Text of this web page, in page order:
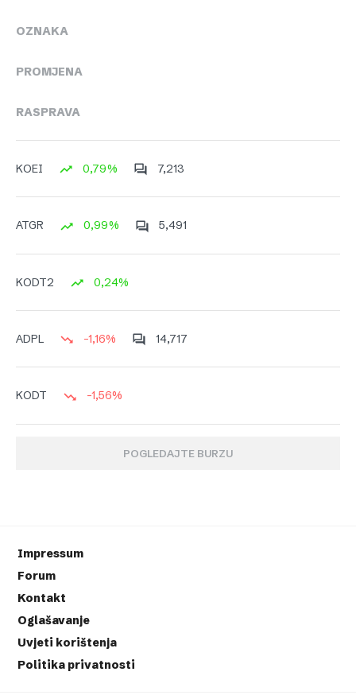
OZNAKA
PROMJENA
RASPRAVA
KOEI 0,79% 7,213
ATGR 0,99% 5,491
KODT2 0,24%
ADPL -1,16% 14,717
KODT -1,56%
POGLEDAJTE BURZU
Impressum
Forum
Kontakt
Oglašavanje
Uvjeti korištenja
Politika privatnosti